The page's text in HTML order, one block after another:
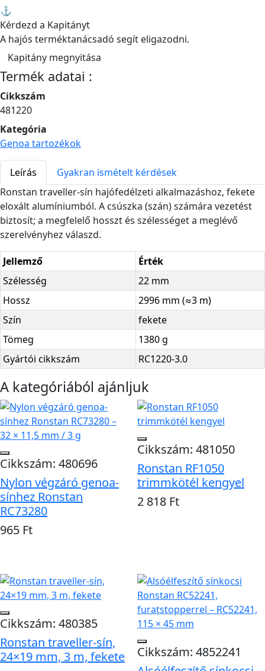
⚓
Kérdezd a Kapitányt
A hajós terméktanácsadó segít eligazodni.
Kapitány megnyitása
Termék adatai :
Cikkszám
481220
Kategória
Genoa tartozékok
Leírás
Gyakran ismételt kérdések
Ronstan traveller-sín hajófedélzeti alkalmazáshoz, fekete
eloxált alumíniumból. A csúszka (szán) számára vezetést
biztosít; a megfelelő hosszt és szélességet a meglévő
szerelvényhez válaszd.
Jellemző
Érték
Szélesség
22 mm
Hossz
2996 mm (≈3 m)
Szín
fekete
Tömeg
1380 g
Gyártói cikkszám
RC1220-3.0
A kategóriából ajánljuk
Cikkszám: 480696
Nylon végzáró genoa-
sínhez Ronstan
RC73280
965 Ft
Cikkszám: 481050
Ronstan RF1050
trimmkötél kengyel
2 818 Ft
Cikkszám: 480385
Ronstan traveller-sín,
24×19 mm, 3 m, fekete
Cikkszám: 4852241